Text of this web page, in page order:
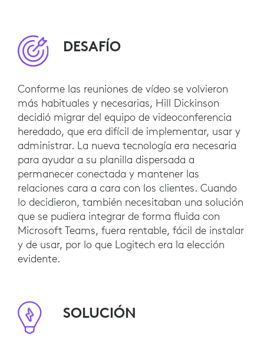
DESAFÍO
Conforme las reuniones de vídeo se volvieron
más habituales y necesarias, Hill Dickinson
decidió migrar del equipo de videoconferencia
heredado, que era difícil de implementar, usar y
administrar. La nueva tecnología era necesaria
para ayudar a su planilla dispersada a
permanecer conectada y mantener las
relaciones cara a cara con los clientes. Cuando
lo decidieron, también necesitaban una solución
que se pudiera integrar de forma fluida con
Microsoft Teams, fuera rentable, fácil de instalar
y de usar, por lo que Logitech era la elección
evidente.
SOLUCIÓN